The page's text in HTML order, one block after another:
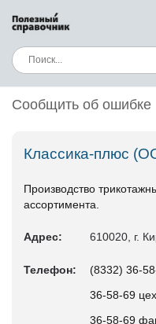
Сообщить об ошибке
Классика-плюс
Производство
ассортимента.
Адрес: 610020, г.
Телефон:
(8332) 36-
36-58-69
36-58-69